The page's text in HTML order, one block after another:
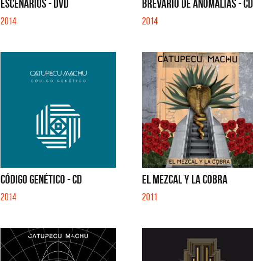
ESCENARIOS - DVD
2014
BREVARIO DE ANOMALÍAS - CD
2014
CÓDIGO GENÉTICO - CD
2014
EL MEZCAL Y LA COBRA
2011
EN EL CIBER (LADO BE) - EP